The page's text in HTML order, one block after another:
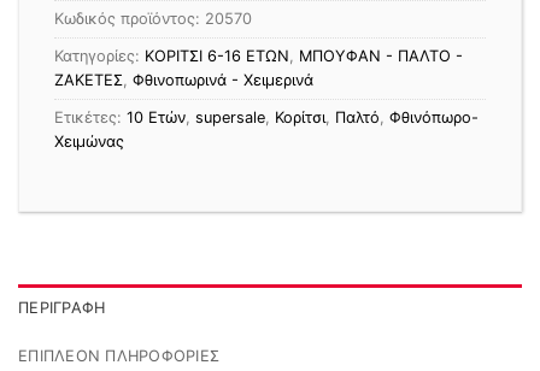
Κωδικός προϊόντος: 20570
Κατηγορίες: ΚΟΡΙΤΣΙ 6-16 ΕΤΩΝ, ΜΠΟΥΦΑΝ - ΠΑΛΤΟ -
ΖΑΚΕΤΕΣ, Φθινοπωρινά - Χειμερινά
Ετικέτες: 10 Ετών, supersale, Κορίτσι, Παλτό, Φθινόπωρο-
Χειμώνας
ΠΕΡΙΓΡΑΦΉ
ΕΠΙΠΛΈΟΝ ΠΛΗΡΟΦΟΡΊΕΣ